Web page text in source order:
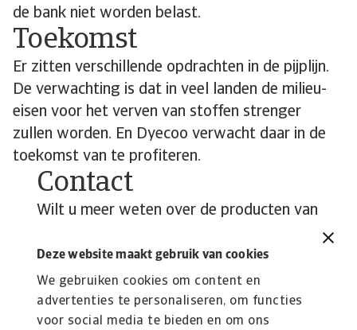
Deze website maakt gebruik van cookies
We gebruiken cookies om content en
advertenties te personaliseren, om functies
voor social media te bieden en om ons
de bank niet worden belast.
Toekomst
Er zitten verschillende opdrachten in de pijplijn.
De verwachting is dat in veel landen de milieu-
eisen voor het verven van stoffen strenger
zullen worden. En Dyecoo verwacht daar in de
toekomst van te profiteren.
Contact
Wilt u meer weten over de producten van
hoe deze de groei van uw onderneming
kunnen ondersteunen?
Bekijk onze product pagina